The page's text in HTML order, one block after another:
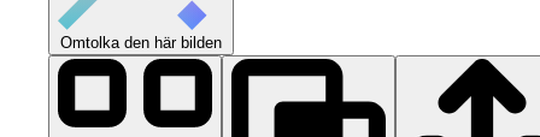
Omtolka den här bilden